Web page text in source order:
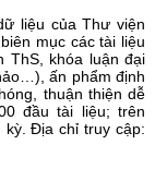
liệu của Thư viện
mục các tài liệu
ThS, khóa luận đại
ấn phẩm định
thuận thiện dễ
đầu tài liệu; trên
kỳ.Địa chỉ truy cập: